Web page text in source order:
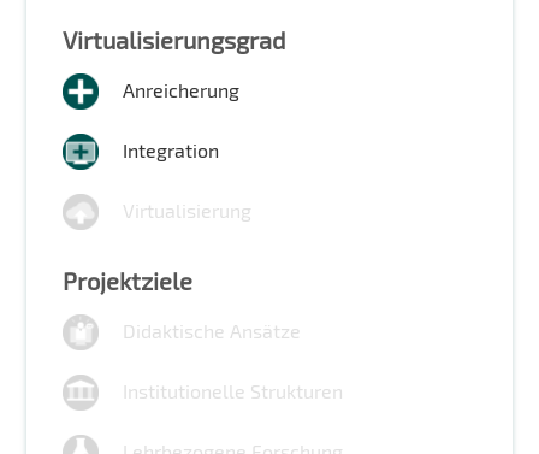
Virtualisierungsgrad
Anreicherung
Integration
Virtualisierung
Projektziele
Didaktische Ansätze
Institutionelle Strukturen